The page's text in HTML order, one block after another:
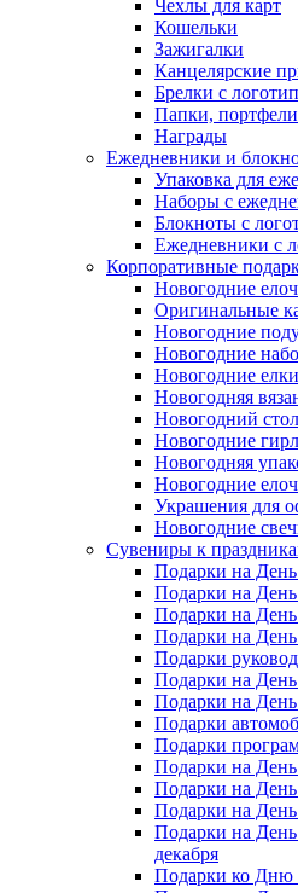
Чехлы для карт
Кошельки
Зажигалки
Канцелярские
Брелки с
Папки, портфели
Награды
Ежедневники и
Упаковка для
Наборы с
Блокноты с
Ежедневники с
Корпоративные
Новогодние
Оригинальные
Новогодние
Новогодние
Новогодние
Новогодняя
Новогодний стол
Новогодние
Новогодняя
Новогодние
Украшения для
Новогодние
Сувениры к
Подарки на
Подарки на День
Подарки на
Подарки на
Подарки
Подарки на
Подарки на День
Подарки
Подарки
Подарки на
Подарки на
Подарки на
Подарки на День
декабря
Подарки ко Дню